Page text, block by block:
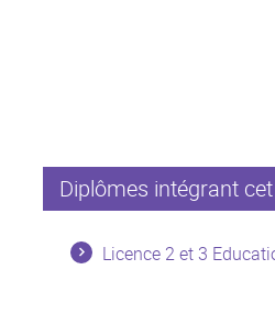
Diplômes intégrant
Licence 2 et 3